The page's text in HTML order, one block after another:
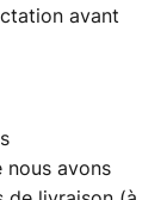
avant
nous avons